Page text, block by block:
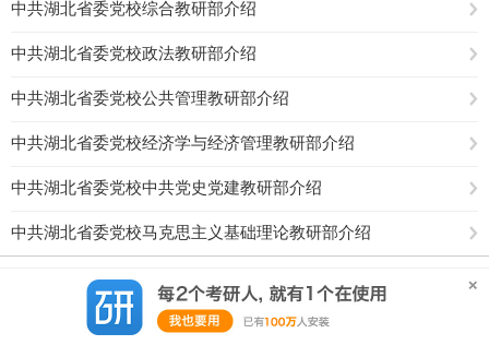
中共湖北省委党校综合教研部介绍
中共湖北省委党校政法教研部介绍
中共湖北省委党校公共管理教研部介绍
中共湖北省委党校经济学与经济管理教研部介绍
中共湖北省委党校中共党史党建教研部介绍
中共湖北省委党校马克思主义基础理论教研部介绍